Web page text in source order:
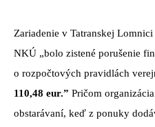
Zariadenie v Tatranskej
NKÚ „bolo zistené porušenie
o rozpočtových pravidlách
110,48 eur.” Pričom
obstarávaní, keď z ponuky